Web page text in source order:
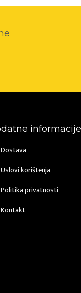
informacije
Dostava
Uslovi korištenja
Politika privatnosti
Kontakt